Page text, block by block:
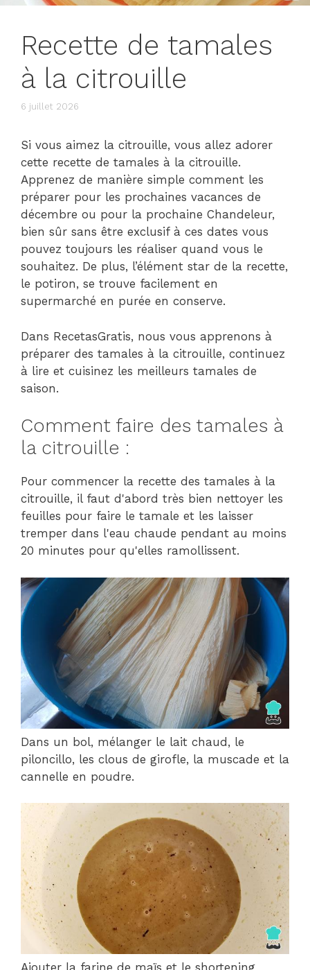
Recette de tamales
à la citrouille
6 juillet 2026
Si vous aimez la citrouille, vous allez adorer
cette recette de tamales à la citrouille.
Apprenez de manière simple comment les
préparer pour les prochaines vacances de
décembre ou pour la prochaine Chandeleur,
bien sûr sans être exclusif à ces dates vous
pouvez toujours les réaliser quand vous le
souhaitez. De plus, l’élément star de la recette,
le potiron, se trouve facilement en
supermarché en purée en conserve.
Dans RecetasGratis, nous vous apprenons à
préparer des tamales à la citrouille, continuez
à lire et cuisinez les meilleurs tamales de
saison.
Comment faire des tamales à
la citrouille :
Pour commencer la recette des tamales à la
citrouille, il faut d'abord très bien nettoyer les
feuilles pour faire le tamale et les laisser
tremper dans l'eau chaude pendant au moins
20 minutes pour qu'elles ramollissent.
Dans un bol, mélanger le lait chaud, le
piloncillo, les clous de girofle, la muscade et la
cannelle en poudre.
Ajouter la farine de maïs et le shortening